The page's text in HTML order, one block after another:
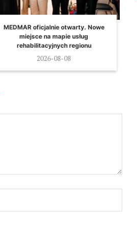
Piknik Nepomuki w Piętnie.
Popołudnie pełne atrakcji dla całych
rodzin
2026-08-08